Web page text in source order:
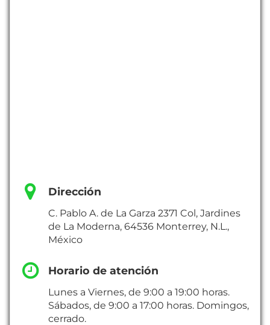
Dirección
C. Pablo A. de La Garza 2371 Col, Jardines
de La Moderna, 64536 Monterrey, N.L.,
México
Horario de atención
Lunes a Viernes, de 9:00 a 19:00 horas.
Sábados, de 9:00 a 17:00 horas. Domingos,
cerrado.